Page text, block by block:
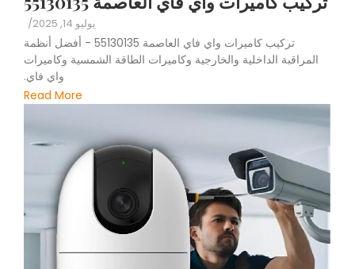
يوليو 14, 2025 /
تركيب كاميرات واي فاي العاصمة 55130135 - أفضل أنظمة
المراقبة الداخلية والخارجية وكاميرات الطاقة الشمسية وكاميرات
واي فاي.
Read More